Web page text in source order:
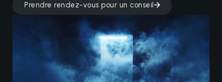
Prendre rendez-vous pour un conseil